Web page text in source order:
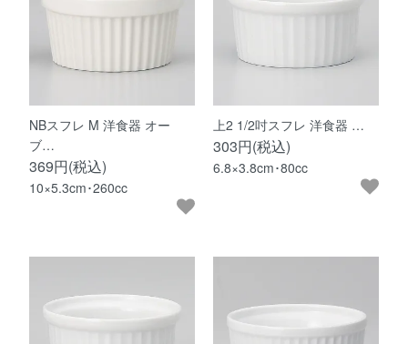
NBスフレ M 洋食器 オー
ブ…
369円(税込)
10×5.3cm･260cc
上2 1/2吋スフレ 洋食器 …
303円(税込)
6.8×3.8cm･80cc